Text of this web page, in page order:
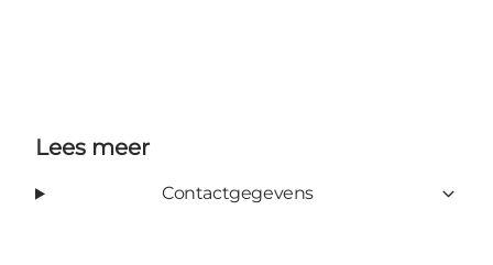
Lees meer
Contactgegevens